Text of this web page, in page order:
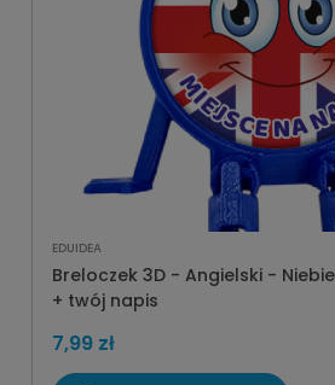
EDUIDEA
Breloczek 3D - Angielski -
+ twój napis
7,99 zł